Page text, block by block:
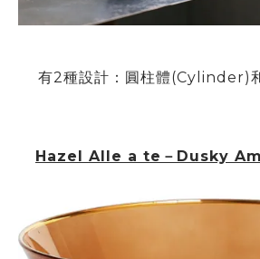
有2種設計 ： 圓柱體(Cylinder)
Hazel Alle a te－ Dusky